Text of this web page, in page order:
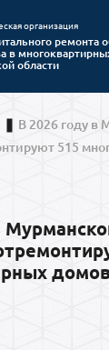
организация
ремонта
в
области
В 2026 году в
515